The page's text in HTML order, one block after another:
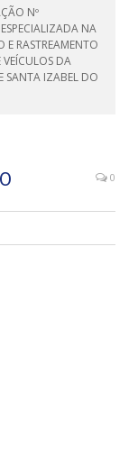
Nº
NA
E RASTREAMENTO
DA
SANTA IZABEL DO
0